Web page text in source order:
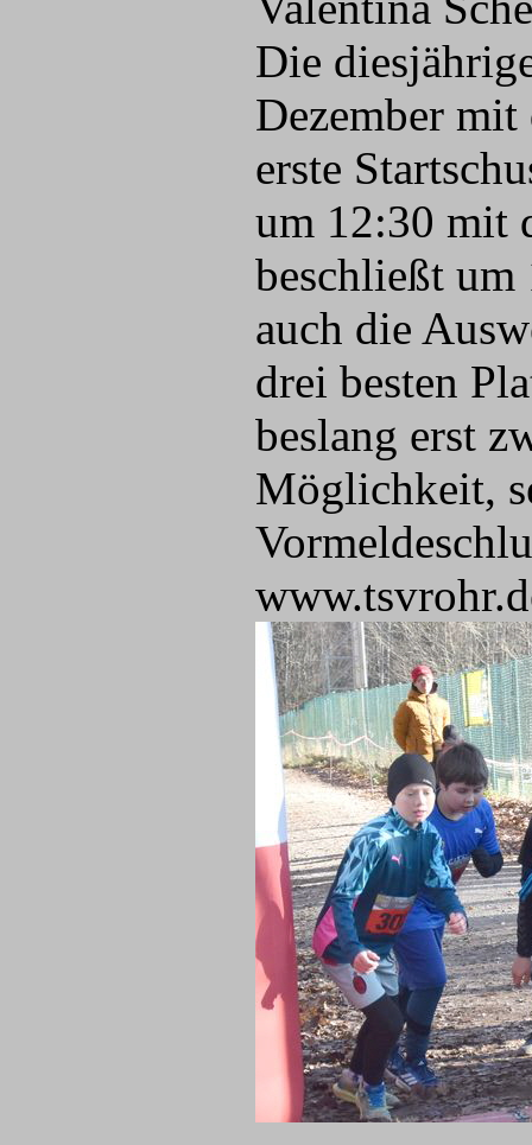
Die
Dezember mit
erste
um 12:30 mit
beschließt
auch die
drei besten
beslang erst
Möglichkeit,